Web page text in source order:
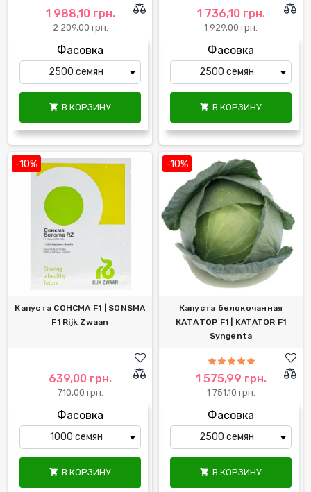
1 988,10 грн.
2 209,00 грн.
Фасовка
 В КОРЗИНУ
1 736,10 грн.
1 929,00 грн.
Фасовка
 В КОРЗИНУ
-10%
Капуста СОНСМА F1 | SONSMA
F1 Rijk Zwaan
639,00 грн.
710,00 грн.
Фасовка
 В КОРЗИНУ
-10%
Капуста белокочанная
КАТАТОР F1 | KATATOR F1
Syngenta
1 575,99 грн.
1 751,10 грн.
Фасовка
 В КОРЗИНУ